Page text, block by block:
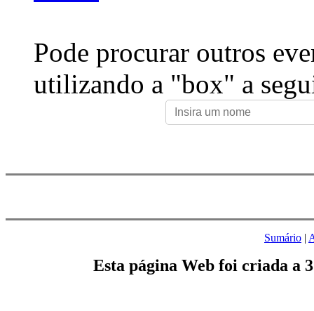
Pode procurar outros
utilizando a "box" a
Sumário |
Esta página Web foi criada a